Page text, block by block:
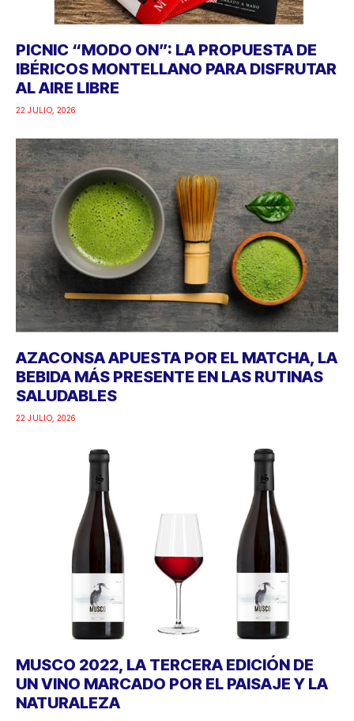
PICNIC “MODO ON”: LA PROPUESTA DE
IBÉRICOS MONTELLANO PARA DISFRUTAR
AL AIRE LIBRE
22 JULIO, 2026
AZACONSA APUESTA POR EL MATCHA, LA
BEBIDA MÁS PRESENTE EN LAS RUTINAS
SALUDABLES
22 JULIO, 2026
MUSCO 2022, LA TERCERA EDICIÓN DE
UN VINO MARCADO POR EL PAISAJE Y LA
NATURALEZA